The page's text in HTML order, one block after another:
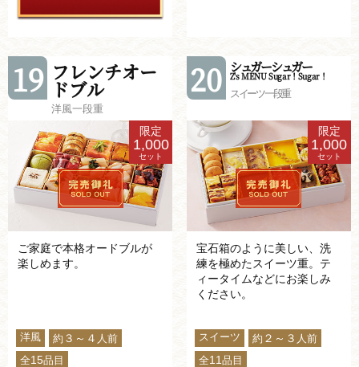
19 フレンチオー
ドブル
洋風一段重
限定
1,000
セット
ご家庭で本格オードブルが
楽しめます。
洋風 約 ３～４ 人前
全15品目
20 シュガーシュガー
Z's MENU Sugar！Sugar！
スイーツ一段重
限定
1,000
セット
宝石箱のように美しい、洗
練を極めたスイーツ重。テ
ィータイムなどにお楽しみ
ください。
スイーツ 約 ２～３ 人前
全11 品目